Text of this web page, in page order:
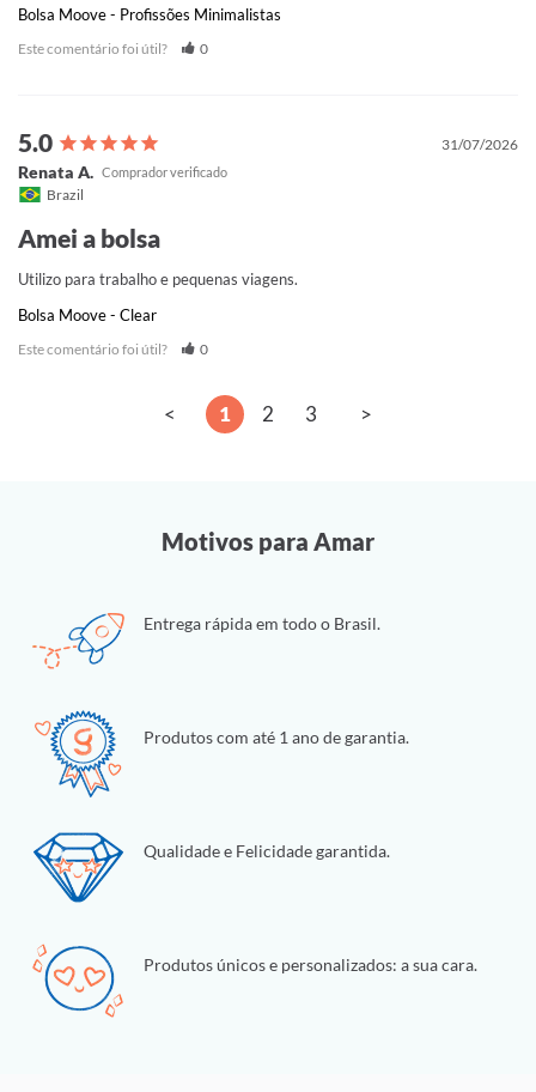
Bolsa Moove - Profissões Minimalistas
Este comentário foi útil? 0
31/07/2026
Renata A.
Brazil
Amei a bolsa
Utilizo para trabalho e pequenas viagens.
Bolsa Moove - Clear
Este comentário foi útil? 0
< 1 2 3 >
Motivos para Amar
Entrega rápida em todo o Brasil.
Produtos com até 1 ano de garantia.
Qualidade e Felicidade garantida.
Produtos únicos e personalizados: a sua cara.